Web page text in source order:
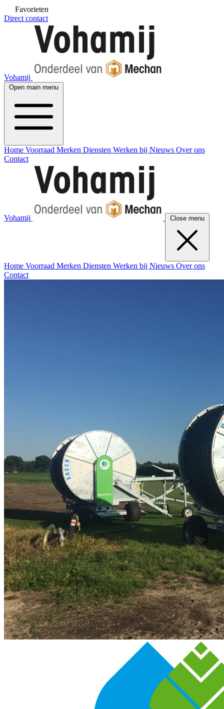
Favorieten
Direct contact
Vohamij
Open main menu
Home Voorraad Merken Diensten Werken bij Nieuws Over ons
Contact
Vohamij Close menu
Home Voorraad Merken Diensten Werken bij Nieuws Over ons
Contact